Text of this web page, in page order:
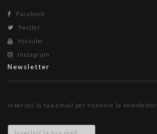
Facebook
Twitter
Youtube
Instagram
Newsletter
Inserisci la tua email per ricevere la newsletter